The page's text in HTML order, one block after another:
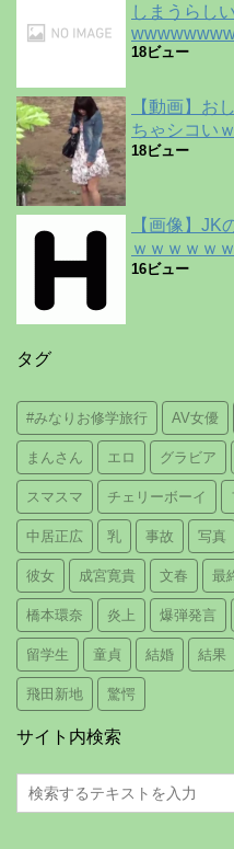
しまうらし
18ビュー
【動画】お
ちゃシコい
18ビュー
【画像】JK
ｗｗｗｗｗ
16ビュー
タグ
#みなりお修学旅行 AV女優
まんさん エロ グラビア
スマスマ チェリーボーイ
中居正広 乳 事故 写真
彼女 成宮寛貴 文春 最
橋本環奈 炎上 爆弾発言
留学生 童貞 結婚 結果
飛田新地 驚愕
サイト内検索